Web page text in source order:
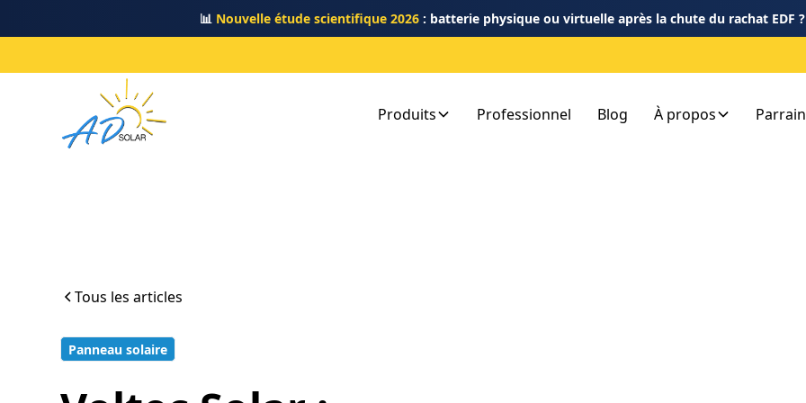
📊 Nouvelle étude scientifique 2026: batterie physique ou virtuelle après la chute du rachat EDF ?
Produits Professionnel Blog À propos
Tous les articles
Panneau solaire